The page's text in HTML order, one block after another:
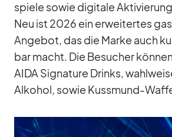
spiele so­wie di­gi­tale
Neu ist 2026 ein er­wei­ter­tes
An­ge­bot, das die Marke auch
bar macht. Die Be­su­cher
AIDA Si­gna­ture Drinks,
Al­ko­hol, so­wie Kuss­mund-